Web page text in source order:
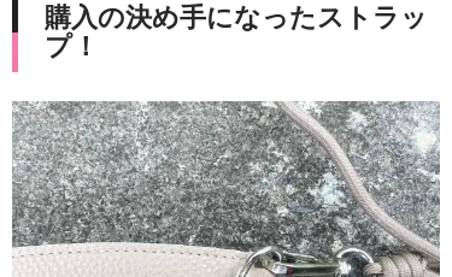
購入の決め手になったストラッ
プ！